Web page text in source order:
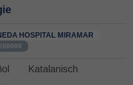
HOSPITAL MIRAMAR
Katalanisch